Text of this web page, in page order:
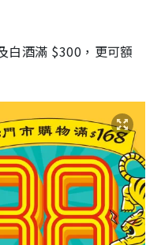
白酒滿 $300，更可額